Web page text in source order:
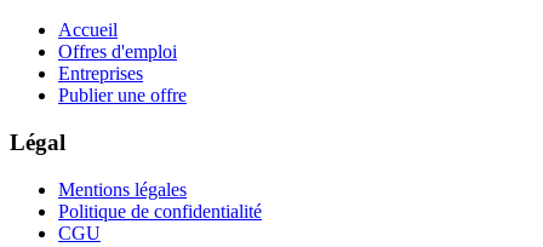
Accueil
Offres d'emploi
Entreprises
Publier une offre
Légal
Mentions légales
Politique de confidentialité
CGU